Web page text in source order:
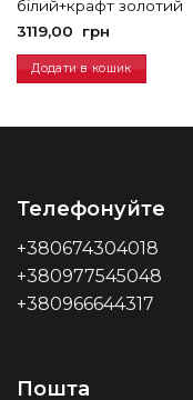
білий+крафт золотий
3119,00
грн
Додати в кошик
Телефонуйте
+380674304018
+380977545048
+380966644317
Пошта